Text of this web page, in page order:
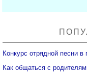
Конкурс отрядной песни
Как общаться с